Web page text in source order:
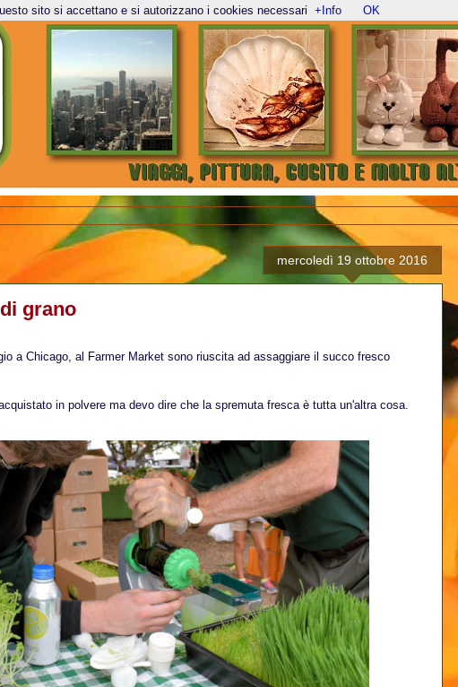
mercoledì 19 ottobre 2016
grano
a Chicago, al Farmer Market sono riuscita ad assaggiare il succo fresco
in polvere ma devo dire che la spremuta fresca è tutta un'altra cosa.
sito si accettano e si autorizzano i cookies necessari +Info OK